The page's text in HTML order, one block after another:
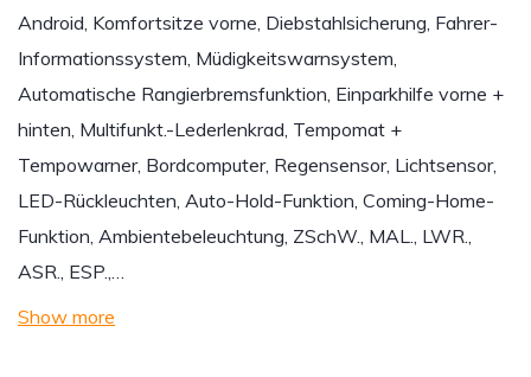
Android, Komfortsitze vorne, Diebstahlsicherung, Fahrer-
Informationssystem, Müdigkeitswarnsystem,
Automatische Rangierbremsfunktion, Einparkhilfe vorne +
hinten, Multifunkt.-Lederlenkrad, Tempomat +
Tempowarner, Bordcomputer, Regensensor, Lichtsensor,
LED-Rückleuchten, Auto-Hold-Funktion, Coming-Home-
Funktion, Ambientebeleuchtung, ZSchW., MAL., LWR.,
ASR., ESP.,…
Show more